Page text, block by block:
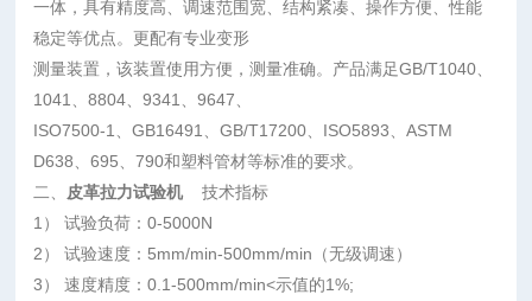
一体，具有精度高、调速范围宽、结构紧凑、操作方便、性能
稳定等优点。更配有专业变形
测量装置，该装置使用方便，测量准确。产品满足GB/T1040、
1041、8804、9341、9647、
ISO7500-1、GB16491、GB/T17200、ISO5893、ASTM
D638、695、790和塑料管材等标准的要求。
二、 皮革拉力试验机 技术指标
1） 试验负荷：0-5000N
2） 试验速度：5mm/min-500mm/min（无级调速）
3） 速度精度：0.1-500mm/min<示值的1%;